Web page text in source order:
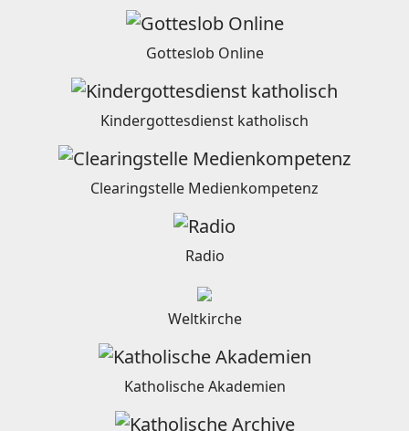
Gotteslob Online
Kindergottesdienst katholisch
Clearingstelle Medienkompetenz
Radio
Weltkirche
Katholische Akademien